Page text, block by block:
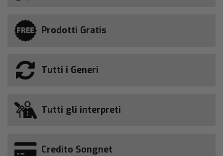
Prodotti Gratis
Tutti i Generi
Tutti gli interpreti
Credito Songnet